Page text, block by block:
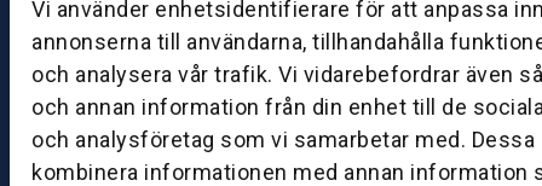
Vi använder enhetsidentifierare för att anpassa
annonserna till användarna, tillhandahålla
och analysera vår trafik. Vi vidarebefordrar även
och annan information från din enhet till de
och analysföretag som vi samarbetar med. Dessa
kombinera informationen med annan information
pi
n
g
K